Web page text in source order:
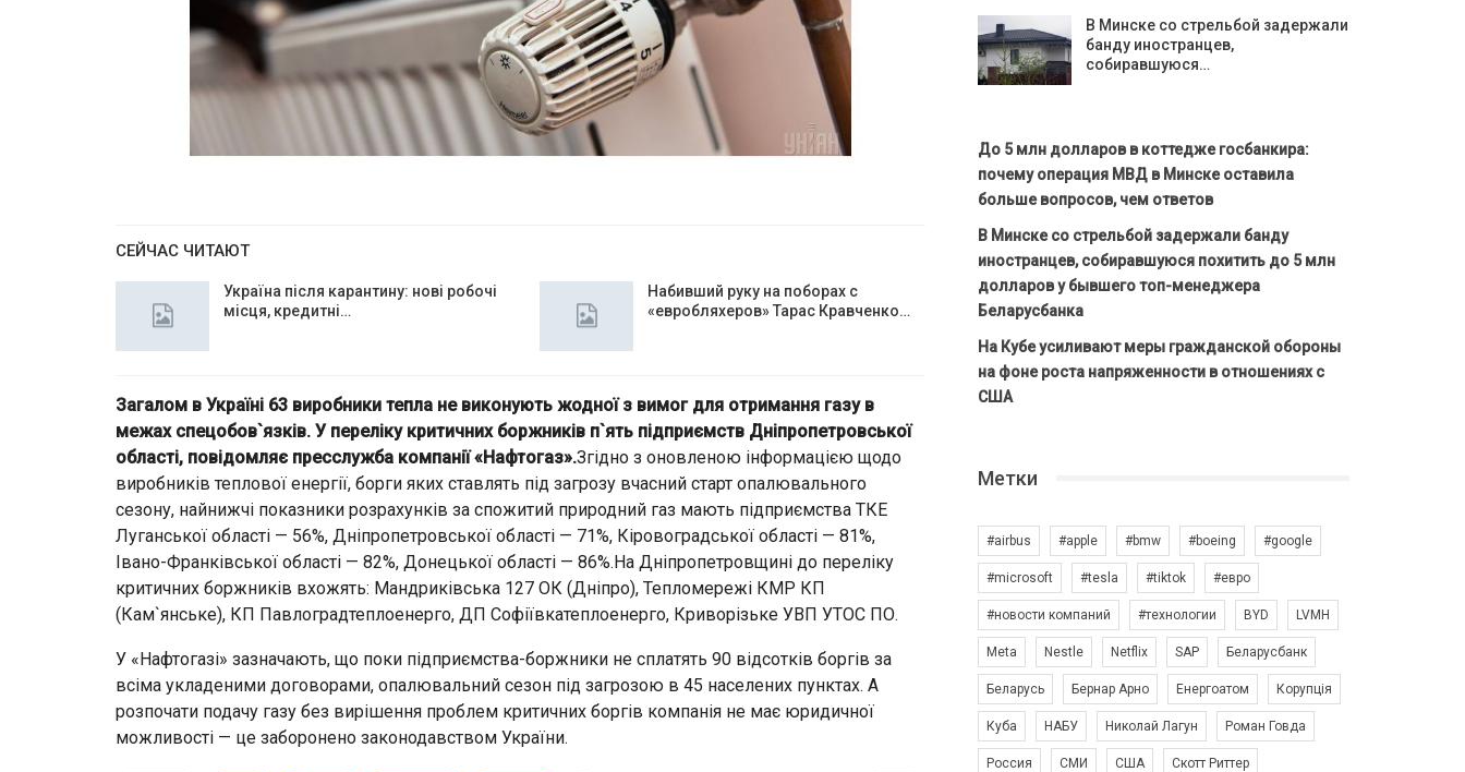
СЕЙЧАС ЧИТАЮТ
Україна після карантину: нові робочі
місця, кредитні…
Набивший руку на поборах с
«евробляхеров» Тарас Кравченко…
Загалом в Україні 63 виробники тепла не виконують жодної з вимог для отримання газу в
межах спецобов`язків. У переліку критичних боржників п`ять підприємств Дніпропетровської
області, повідомляє пресслужба компанії «Нафтогаз».Згідно з оновленою інформацією щодо
виробників теплової енергії, борги яких ставлять під загрозу вчасний старт опалювального
сезону, найнижчі показники розрахунків за спожитий природний газ мають підприємства ТКЕ
Луганської області — 56%, Дніпропетровської області — 71%, Кіровоградської області — 81%,
Івано-Франківської області — 82%, Донецької області — 86%.На Дніпропетровщині до переліку
критичних боржників вхожять: Мандриківська 127 ОК (Дніпро), Тепломережі КМР КП
(Кам`янське), КП Павлоградтеплоенерго, ДП Софіївкатеплоенерго, Криворізьке УВП УТОС ПО.
У «Нафтогазі» зазначають, що поки підприємства-боржники не сплатять 90 відсотків боргів за
всіма укладеними договорами, опалювальний сезон під загрозою в 45 населених пунктах. А
розпочати подачу газу без вирішення проблем критичних боргів компанія не має юридичної
можливості — це заборонено законодавством України.
В Минске со стрельбой задержали
банду иностранцев,
собиравшуюся…
До 5 млн долларов в коттедже госбанкира:
почему операция МВД в Минске оставила
больше вопросов, чем ответов
В Минске со стрельбой задержали банду
иностранцев, собиравшуюся похитить до 5 млн
долларов у бывшего топ-менеджера
Беларусбанка
На Кубе усиливают меры гражданской обороны
на фоне роста напряженности в отношениях с
США
Метки
#airbus #apple #bmw #boeing #google
#microsoft #tesla #tiktok #евро
#новости компаний #технологии BYD LVMH
Meta Nestle Netflix SAP Беларусбанк
Беларусь Бернар Арно Енергоатом Корупція
Куба НАБУ Николай Лагун Роман Говда
Россия СМИ США Скотт Риттер